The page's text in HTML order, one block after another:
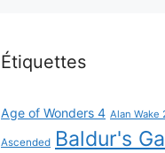
Étiquettes
Age of Wonders 4 Alan Wake
Ascended Baldur's